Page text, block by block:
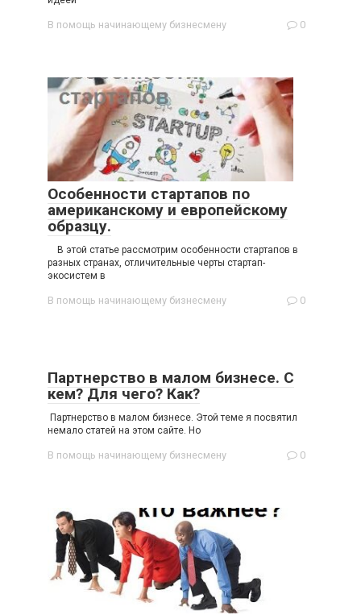
В помощь начинающему бизнесмену 0
Особенности стартапов по
американскому и европейскому
образцу.
В этой статье рассмотрим особенности стартапов в
разных странах, отличительные черты стартап-
экосистем в
В помощь начинающему бизнесмену 0
Партнерство в малом бизнесе. С
кем? Для чего? Как?
Партнерство в малом бизнесе. Этой теме я посвятил
немало статей на этом сайте. Но
В помощь начинающему бизнесмену 0